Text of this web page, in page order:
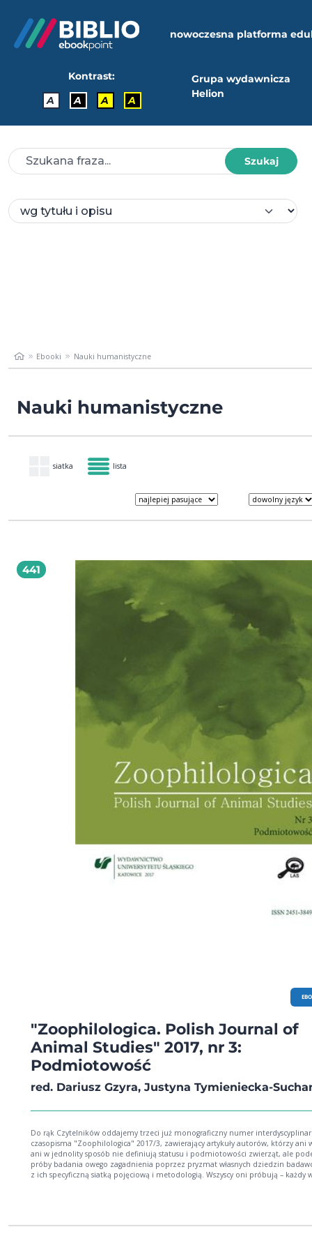
nowoczesna platforma
Kontrast:
A
A A A
Grupa wydawnicza
Helion
Szukaj
Ebooki Nauki humanistyczne
Nauki humanistyczne
siatka lista
441
"Zoophilologica. Polish Journal of
Animal Studies" 2017, nr 3:
Podmiotowość
red. Dariusz Gzyra, Justyna Tymieniecka-
Do rąk Czytelników oddajemy trzeci już monograficzny numer
czasopisma "Zoophilologica" 2017/3, zawierający artykuły autorów, którzy ani
ani w jednolity sposób nie definiują statusu i podmiotowości zwierząt, ale
próby badania owego zagadnienia poprzez pryzmat własnych dziedzin
z ich specyficzną siatką pojęciową i metodologią. Wszyscy oni próbują – każdy